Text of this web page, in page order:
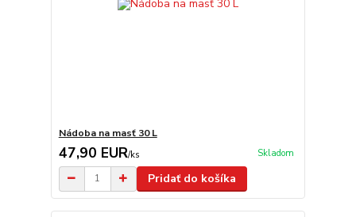
Nádoba na masť 30 L
47,90 EUR/ks Skladom
Pridať do košíka